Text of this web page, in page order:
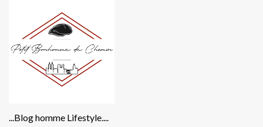
...Blog homme Lifestyle....